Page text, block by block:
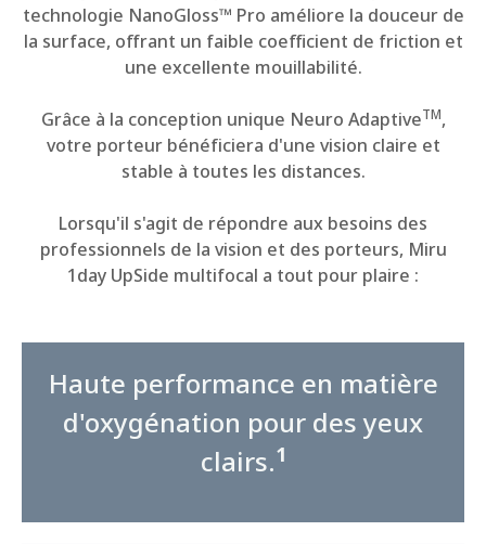
technologie NanoGloss™ Pro améliore la douceur de
la surface, offrant un faible coefficient de friction et
une excellente mouillabilité.
Grâce à la conception unique Neuro AdaptiveTM,
votre porteur bénéficiera d'une vision claire et
stable à toutes les distances.
Lorsqu'il s'agit de répondre aux besoins des
professionnels de la vision et des porteurs, Miru
1day UpSide multifocal a tout pour plaire :
Haute performance en matière
d'oxygénation pour des yeux
clairs.1